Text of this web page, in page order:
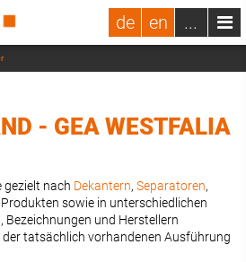
de en ...
- GEA WESTFALIA
gezielt nach Dekantern, Separatoren,
sowie in unterschiedlichen
Bezeichnungen und Herstellern
der tatsächlich vorhandenen Ausführung